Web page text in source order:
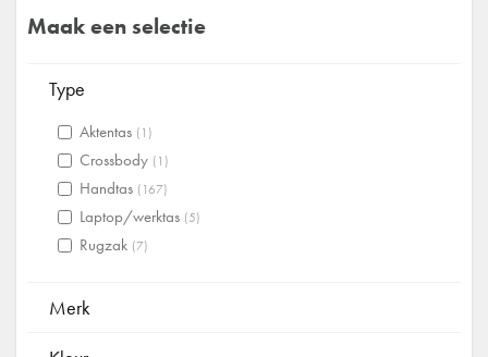
Maak een selectie
Type
Aktentas (1)
Crossbody (1)
Handtas (167)
Laptop/werktas (5)
Rugzak (7)
Merk